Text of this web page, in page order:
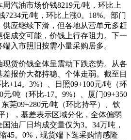
汽油市场价钱8219元/吨，环比上
7234元/吨，环比上涨0。18%。部门
应继续下滑，但各地从营单元多赶
成交可能，价钱上行存阻力。下一
入市照旧按需小量采购居多。
货价钱全体呈震动下跌态势。从各
报价大都持稳、个体走弱。截至目
+14。3%）、日照09+100元/吨（环
元/吨（环比-17。9%）、厦门09+350
莞09+280元/吨（环比持平）、钦
），基差表示区域分化，全体偏弱
油厂日均成交量仅为3。34万吨，
45。0%，现货端下逛采购情感隆